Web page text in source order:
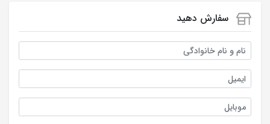
سفارش دهید
نام و نام خانوادگی
ایمیل
موبایل